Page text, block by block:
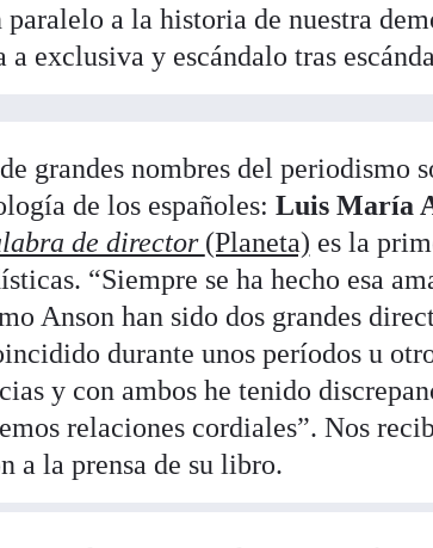
paralelo a la historia de nuestra
a exclusiva y escándalo tras
grandes nombres del periodismo
de los españoles: Luis María
de director (Planeta) es la
“Siempre se ha hecho esa
Anson han sido dos grandes
durante unos períodos u
y con ambos he tenido
relaciones cordiales”. Nos
a la prensa de su libro.